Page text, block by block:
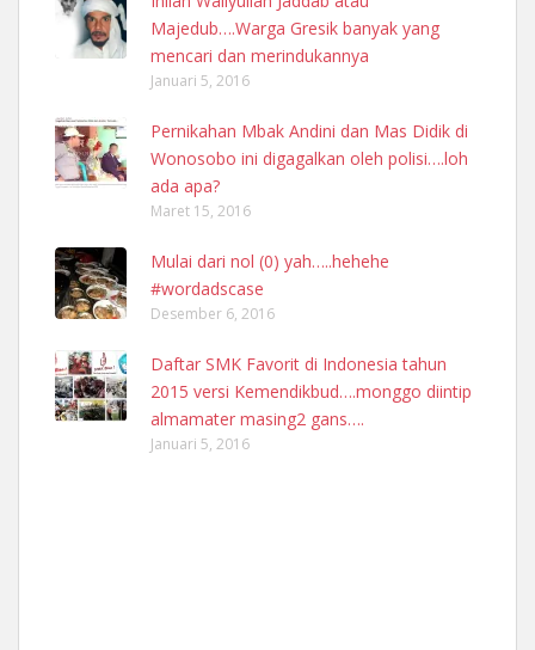
Majedub….Warga Gresik banyak yang
mencari dan merindukannya
Januari 5, 2016
Pernikahan Mbak Andini dan Mas Didik di
Wonosobo ini digagalkan oleh polisi….loh
ada apa?
Maret 15, 2016
Mulai dari nol (0) yah…..hehehe
#wordadscase
Desember 6, 2016
Daftar SMK Favorit di Indonesia tahun
2015 versi Kemendikbud….monggo diintip
almamater masing2 gans….
Januari 5, 2016